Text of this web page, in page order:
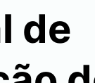
de